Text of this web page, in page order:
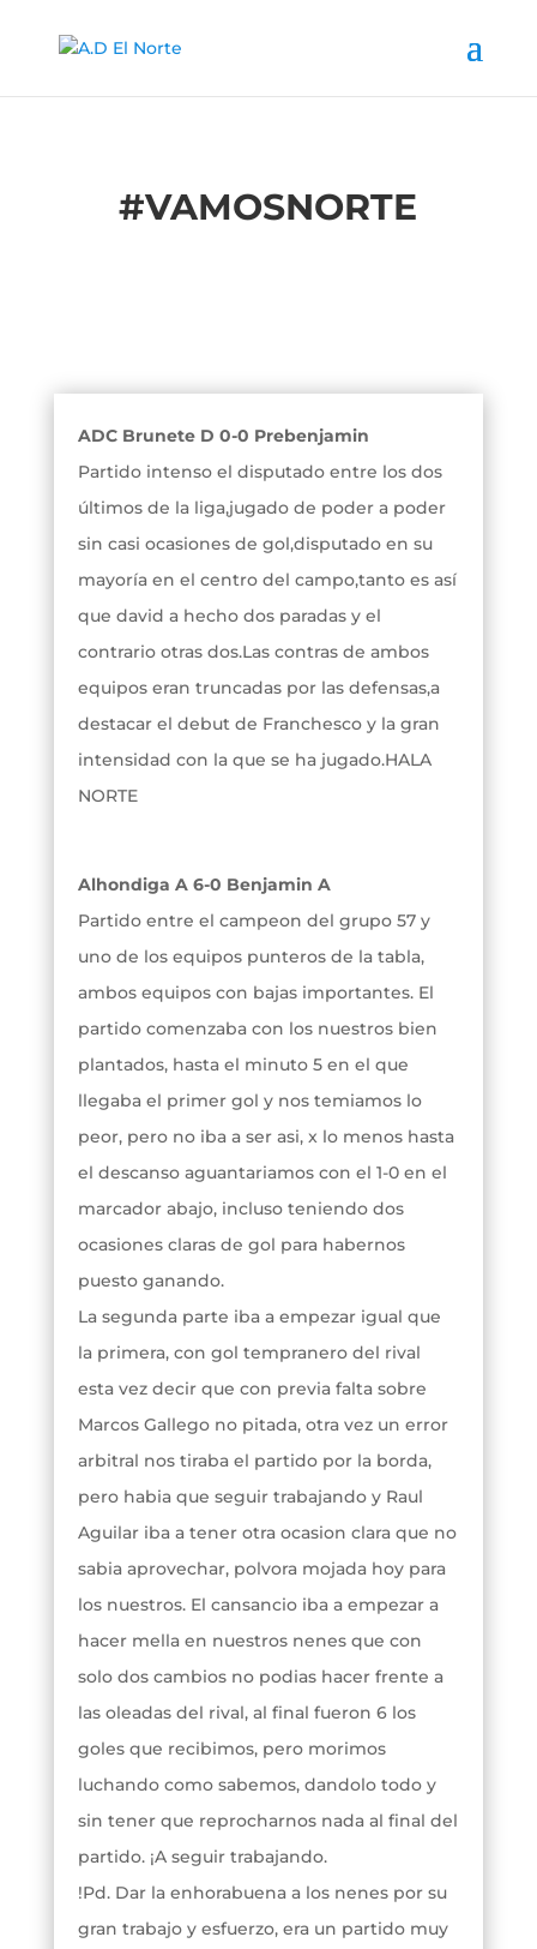
#VAMOSNORTE
ADC Brunete D 0-0 Prebenjamin
Partido intenso el disputado entre los dos
últimos de la liga,jugado de poder a poder
sin casi ocasiones de gol,disputado en su
mayoría en el centro del campo,tanto es así
que david a hecho dos paradas y el
contrario otras dos.Las contras de ambos
equipos eran truncadas por las defensas,a
destacar el debut de Franchesco y la gran
intensidad con la que se ha jugado.HALA
NORTE
Alhondiga A 6-0 Benjamin A
Partido entre el campeon del grupo 57 y
uno de los equipos punteros de la tabla,
ambos equipos con bajas importantes. El
partido comenzaba con los nuestros bien
plantados, hasta el minuto 5 en el que
llegaba el primer gol y nos temiamos lo
peor, pero no iba a ser asi, x lo menos hasta
el descanso aguantariamos con el 1-0 en el
marcador abajo, incluso teniendo dos
ocasiones claras de gol para habernos
puesto ganando.
La segunda parte iba a empezar igual que
la primera, con gol tempranero del rival
esta vez decir que con previa falta sobre
Marcos Gallego no pitada, otra vez un error
arbitral nos tiraba el partido por la borda,
pero habia que seguir trabajando y Raul
Aguilar iba a tener otra ocasion clara que no
sabia aprovechar, polvora mojada hoy para
los nuestros. El cansancio iba a empezar a
hacer mella en nuestros nenes que con
solo dos cambios no podias hacer frente a
las oleadas del rival, al final fueron 6 los
goles que recibimos, pero morimos
luchando como sabemos, dandolo todo y
sin tener que reprocharnos nada al final del
partido. ¡A seguir trabajando.
!Pd. Dar la enhorabuena a los nenes por su
gran trabajo y esfuerzo, era un partido muy